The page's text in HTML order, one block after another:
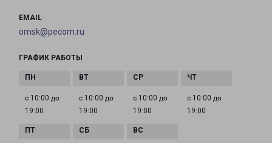
EMAIL
omsk@pecom.ru
ГРАФИК РАБОТЫ
с 10:00 до
19:00
с 10:00 до
19:00
с 10:00 до
19:00
с 10:00 до
19:00